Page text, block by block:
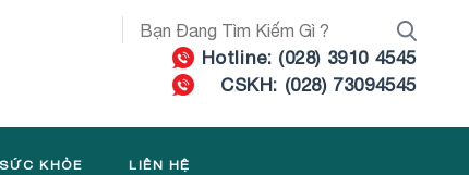
Hotline: (028) 3910 4545
CSKH: (028) 73094545
KHỎE LIÊN HỆ